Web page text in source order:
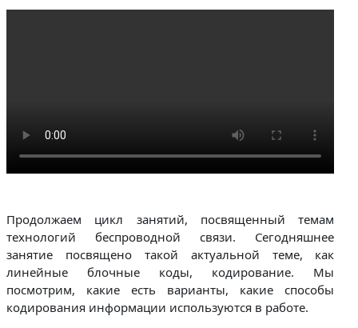
Продолжаем цикл занятий, посвященный темам
технологий беспроводной связи. Сегодняшнее
занятие посвящено такой актуальной теме, как
линейные блочные коды, кодирование. Мы
посмотрим, какие есть варианты, какие способы
кодирования информации используются в работе.